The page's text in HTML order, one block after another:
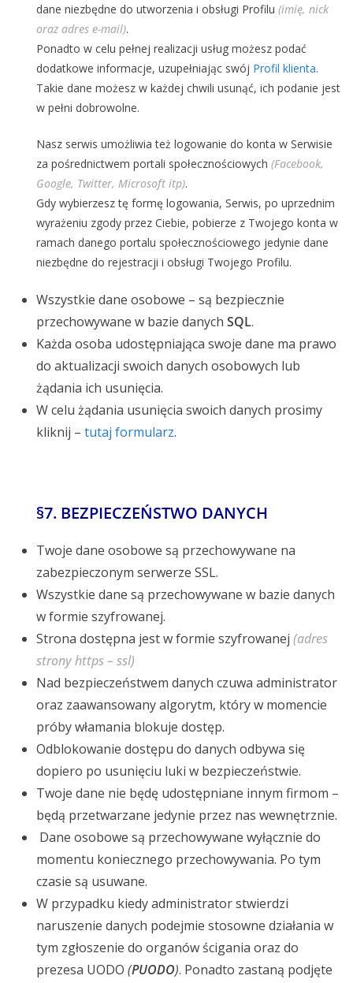
dane niezbędne do utworzenia i obsługi Profilu (imię, nick
oraz adres e-mail).
Ponadto w celu pełnej realizacji usług możesz podać
dodatkowe informacje, uzupełniając swój Profil klienta.
Takie dane możesz w każdej chwili usunąć, ich podanie jest
w pełni dobrowolne.
Nasz serwis umożliwia też logowanie do konta w Serwisie
za pośrednictwem portali społecznościowych (Facebook,
Google, Twitter, Microsoft itp).
Gdy wybierzesz tę formę logowania, Serwis, po uprzednim
wyrażeniu zgody przez Ciebie, pobierze z Twojego konta w
ramach danego portalu społecznościowego jedynie dane
niezbędne do rejestracji i obsługi Twojego Profilu.
Wszystkie dane osobowe – są bezpiecznie
przechowywane w bazie danych SQL.
Każda osoba udostępniająca swoje dane ma prawo
do aktualizacji swoich danych osobowych lub
żądania ich usunięcia.
W celu żądania usunięcia swoich danych prosimy
kliknij – tutaj formularz.
§7. BEZPIECZEŃSTWO DANYCH
Twoje dane osobowe są przechowywane na
zabezpieczonym serwerze SSL.
Wszystkie dane są przechowywane w bazie danych
w formie szyfrowanej.
Strona dostępna jest w formie szyfrowanej (adres
strony https – ssl)
Nad bezpieczeństwem danych czuwa administrator
oraz zaawansowany algorytm, który w momencie
próby włamania blokuje dostęp.
Odblokowanie dostępu do danych odbywa się
dopiero po usunięciu luki w bezpieczeństwie.
Twoje dane nie będę udostępniane innym firmom –
będą przetwarzane jedynie przez nas wewnętrznie.
Dane osobowe są przechowywane wyłącznie do
momentu koniecznego przechowywania. Po tym
czasie są usuwane.
W przypadku kiedy administrator stwierdzi
naruszenie danych podejmie stosowne działania w
tym zgłoszenie do organów ścigania oraz do
prezesa UODO (PUODO). Ponadto zastaną podjęte